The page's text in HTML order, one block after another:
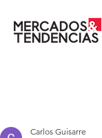
Carlos Guisarre